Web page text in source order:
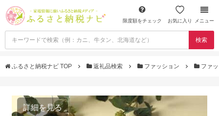
限度額をチェック お気に入り メニュー
検索
ふるさと納税ナビ TOP 返礼品検索 ファッション ファ
詳細を見る